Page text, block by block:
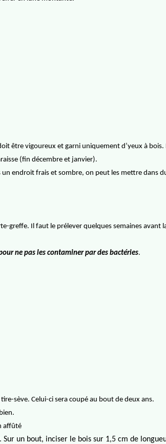
être vigoureux et garni uniquement d’yeux à
(fin décembre et janvier).
endroit frais et sombre, on peut les mettre dans
Il faut le prélever quelques semaines avant
ne pas les contaminer par des bactéries.
sève. Celui-ci sera coupé au bout de deux ans.
affûté
un bout, inciser le bois sur 1,5 cm de